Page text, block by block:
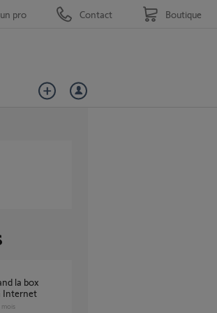
pro Contact Boutique
Internet
mois